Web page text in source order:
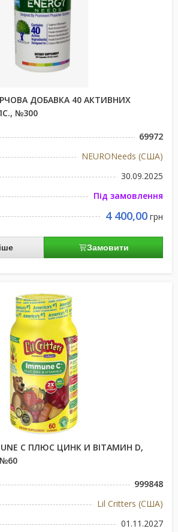
ДОБАВКА 40 АКТИВНИХ
№300
69972
NEURONeeds (США)
30.09.2025
Під замовлення
4 400,00 грн
Замовити
C ПЛЮС ЦИНК И ВІТАМИН D,
999848
Lil Critters (США)
01.11.2027